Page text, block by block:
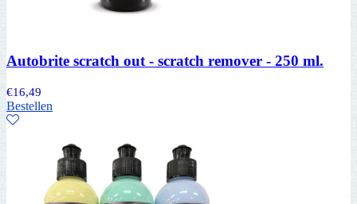
Autobrite scratch out - scratch remover - 250 ml.
€16,49
Bestellen